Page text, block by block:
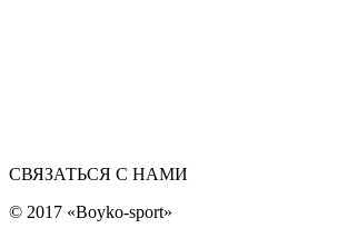
СВЯЗАТЬСЯ С НАМИ
© 2017 «Boyko-sport»